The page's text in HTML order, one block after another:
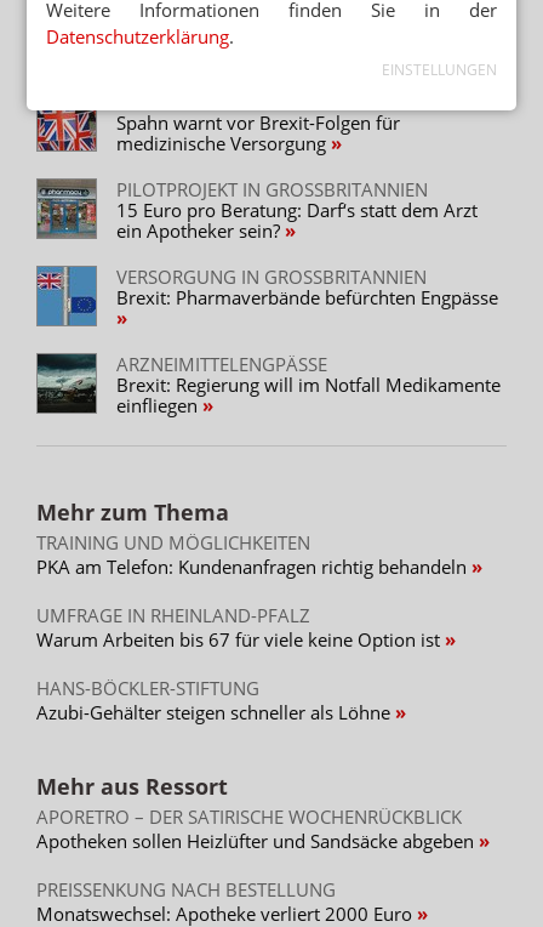
Weitere Informationen finden Sie in der
Datenschutzerklärung.
EINSTELLUNGEN
FACHSPRACHENPRÜFUNG
Wie viel Deutsch man als Apotheker können
Spahn warnt vor Brexit-Folgen für
medizinische Versorgung
PILOTPROJEKT IN GROSSBRITANNIEN
15 Euro pro Beratung: Darf‘s statt dem Arzt
ein Apotheker sein?
VERSORGUNG IN GROSSBRITANNIEN
Brexit: Pharmaverbände befürchten Engpässe
ARZNEIMITTELENGPÄSSE
Brexit: Regierung will im Notfall Medikamente
einfliegen
Mehr zum Thema
TRAINING UND MÖGLICHKEITEN
PKA am Telefon: Kundenanfragen richtig behandeln
UMFRAGE IN RHEINLAND-PFALZ
Warum Arbeiten bis 67 für viele keine Option ist
HANS-BÖCKLER-STIFTUNG
Azubi-Gehälter steigen schneller als Löhne
Mehr aus Ressort
APORETRO – DER SATIRISCHE WOCHENRÜCKBLICK
Apotheken sollen Heizlüfter und Sandsäcke abgeben
PREISSENKUNG NACH BESTELLUNG
Monatswechsel: Apotheke verliert 2000 Euro